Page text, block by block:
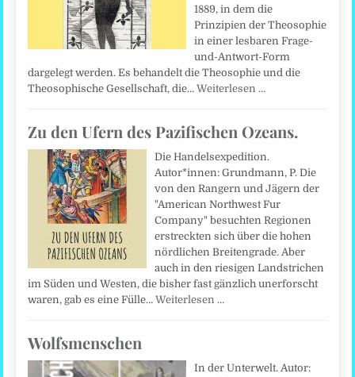
1889, in dem die
Prinzipien der Theosophie
in einer lesbaren Frage-
und-Antwort-Form
dargelegt werden. Es behandelt die Theosophie und die
Theosophische Gesellschaft, die…Weiterlesen …
Zu den Ufern des Pazifischen Ozeans.
Die Handelsexpedition.
Autor*innen: Grundmann, P. Die
von den Rangern und Jägern der
"American Northwest Fur
Company" besuchten Regionen
erstreckten sich über die hohen
nördlichen Breitengrade. Aber
auch in den riesigen Landstrichen
im Süden und Westen, die bisher fast gänzlich unerforscht
waren, gab es eine Fülle…Weiterlesen …
Wolfsmenschen
In der Unterwelt. Autor: